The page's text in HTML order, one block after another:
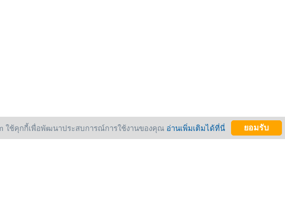
ใช้คุกกี้เพื่อพัฒนาประสบการณ์การใช้งานของคุณ อ่านเพิ่มเติมได้ที่นี่